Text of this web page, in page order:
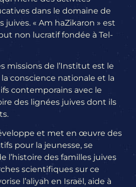
dans le domaine de
juives. « Am haZikaron » est
non lucratif fondée à Tel-
missions de l’Institut est le
conscience nationale et la
contemporains avec le
des lignées juives dont ils
et met en œuvre des
pour la jeunesse, se
l’histoire des familles juives
scientifiques sur ce
l’aliyah en Israël, aide à